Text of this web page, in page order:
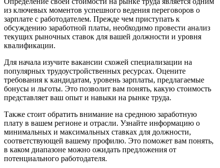
из ключевых моментов успешного ведения переговоров о
зарплате с работодателем. Прежде чем приступать к
обсуждению заработной платы, необходимо провести анализ
текущих рыночных ставок для вашей должности и уровня
квалификации.
Для начала изучите вакансии схожей специализации на
популярных трудоустройственных ресурсах. Оцените
требования к кандидатам, уровень зарплаты, предлагаемые
бонусы и льготы. Это позволит вам понять, какую стоимость
представляет ваш опыт и навыки на рынке труда.
Также стоит обратить внимание на среднюю заработную
плату в вашем регионе и отрасли. Узнайте информацию о
минимальных и максимальных ставках для должности,
соответствующей вашему профилю. Это поможет вам понять,
в каком диапазоне можно ожидать предложения от
потенциального работодателя.